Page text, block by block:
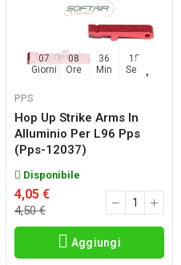
07
Giorni
08
Ore
36
Min
14
Sec
PPS
Hop Up Strike Arms In
Alluminio Per L96 Pps
(pps-12037)
Disponibile
4,05 €
4,50 €
Aggiungi